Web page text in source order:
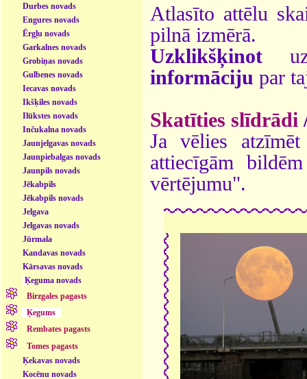
Durbes novads
Engures novads
Ērgļu novads
Garkalnes novads
Grobiņas novads
Gulbenes novads
Iecavas novads
Ikšķiles novads
Ilūkstes novads
Inčukalna novads
Jaunjelgavas novads
Jaunpiebalgas novads
Jaunpils novads
Jēkabpils
Jēkabpils novads
Jelgava
Jelgavas novads
Jūrmala
Kandavas novads
Kārsavas novads
Ķeguma novads
Birzgales pagasts
Ķegums
Rembates pagasts
Tomes pagasts
Ķekavas novads
Kocēnu novads
Atlasīto attēlu
pilnā izmērā.
Uzklikšķinot
informāciju par
Skatīties slīdrādi
Ja vēlies
attiecīgām
vērtējumu".